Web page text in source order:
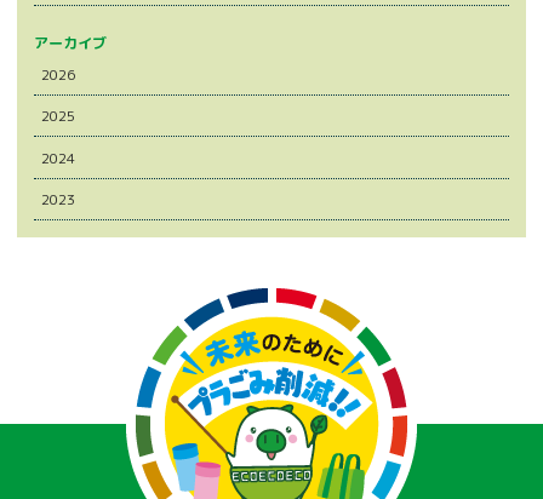
アーカイブ
2026
2025
2024
2023